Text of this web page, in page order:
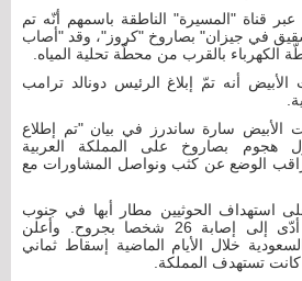
عبر قناة "المسيرة" الناطقة باسمهم أنّه تم
في جيزان" بصاروخ "كروز"، وقد "أصاب
الكهرباء بالقرب من محطّة تحلية المياه.
أنه تمّ إبلاغ الرئيس دونالد ترامب
الأبيض سارة ساندرز في بيان "تم إطلاع
هجوم بصاروخ على المملكة العربية
الوضع عن كثب ونواصل المشاورات مع
استهداف الحوثيين مطار أبها في جنوب
المملكة ب"مقذوف"، ما أدّى إلى إصابة 26 شخصا بجروح. وأعلن
خلال الأيام الماضية إسقاط ثماني
تستهدف المملكة.